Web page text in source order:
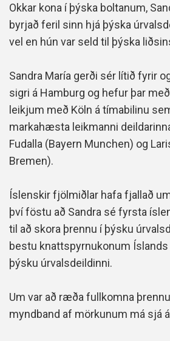
Okkar kona í þýska boltanum,
byrjað feril sinn hjá þýska
vel en hún var seld til þýska
Sandra María gerði sér lítið fyrir
sigri á Hamburg og hefur þar
leikjum með Köln á tímabilinu
markahæsta leikmanni
Fudalla (Bayern Munchen) og
Bremen).
Íslenskir fjölmiðlar hafa fjallað
því föstu að Sandra sé fyrsta
til að skora þrennu í þýsku
bestu knattspyrnukonum
þýsku úrvalsdeildinni.
Um var að ræða fullkomna
myndband af mörkunum má sjá